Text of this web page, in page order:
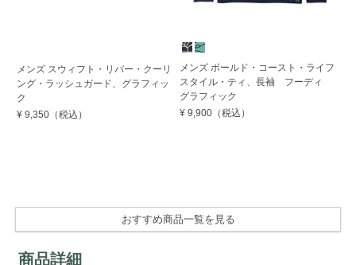
メンズ スウィフト・リバー・クーリ
ング・ラッシュガード、グラフィッ
ク
¥ 9,350（税込）
メンズ ボールド・コースト・ライフ
スタイル・ティ、長袖 フーディ
グラフィック
¥ 9,900 （税込）
おすすめ商品一覧を見る
商品詳細